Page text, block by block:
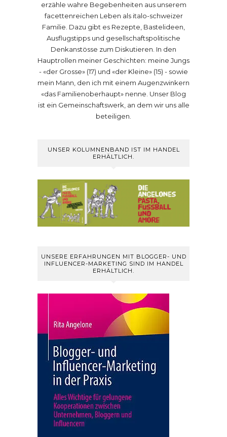
erzähle wahre Begebenheiten aus unserem
facettenreichen Leben als italo-schweizer
Familie. Dazu gibt es Rezepte, Bastelideen,
Ausflugstipps und gesellschaftspolitische
Denkanstösse zum Diskutieren. In den
Hauptrollen meiner Geschichten: meine Jungs
- «der Grosse» (17) und «der Kleine» (15) - sowie
mein Mann, den ich mit einem Augenzwinkern
«das Familienoberhaupt» nenne. Unser Blog
ist ein Gemeinschaftswerk, an dem wir uns alle
beteiligen.
UNSER KOLUMNENBAND IST IM HANDEL
ERHÄLTLICH.
UNSERE ERFAHRUNGEN MIT BLOGGER- UND
INFLUENCER-MARKETING SIND IM HANDEL
ERHÄLTLICH.